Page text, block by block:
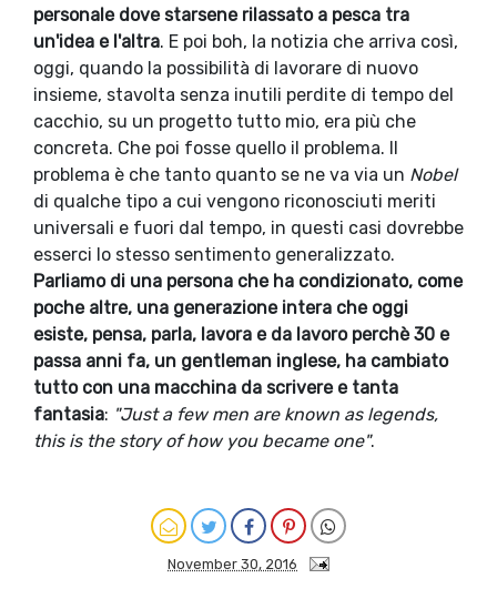
personale dove starsene rilassato a pesca tra
un'idea e l'altra. E poi boh, la notizia che arriva così,
oggi, quando la possibilità di lavorare di nuovo
insieme, stavolta senza inutili perdite di tempo del
cacchio, su un progetto tutto mio, era più che
concreta. Che poi fosse quello il problema. Il
problema è che tanto quanto se ne va via un Nobel
di qualche tipo a cui vengono riconosciuti meriti
universali e fuori dal tempo, in questi casi dovrebbe
esserci lo stesso sentimento generalizzato.
Parliamo di una persona che ha condizionato, come
poche altre, una generazione intera che oggi
esiste, pensa, parla, lavora e da lavoro perchè 30 e
passa anni fa, un gentleman inglese, ha cambiato
tutto con una macchina da scrivere e tanta
fantasia: "Just a few men are known as legends,
this is the story of how you became one".
November 30, 2016